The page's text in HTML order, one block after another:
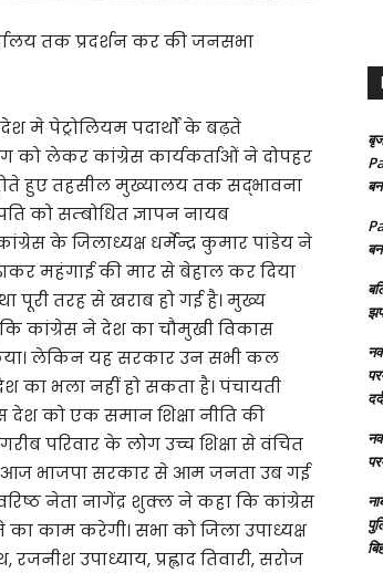
तक प्रदर्शन कर की जनसभा
मे पेट्रोलियम पदार्थों के बढ़ते
को लेकर कांग्रेस कार्यकर्ताओं ने दोपहर
हुए तहसील मुख्यालय तक सद्भावना
को सम्बोधित ज्ञापन नायब
के जिलाध्यक्ष धर्मेन्द्र कुमार पांडेय ने
महंगाई की मार से बेहाल कर दिया
पूरी तरह से खराब हो गई है। मुख्य
कांग्रेस ने देश का चौमुखी विकास
लेकिन यह सरकार उन सभी कल
का भला नहीं हो सकता है। पंचायती
देश को एक समान शिक्षा नीति की
परिवार के लोग उच्च शिक्षा से वंचित
कि आज भाजपा सरकार से आम जनता उब गई
नेता नागेंद्र शुक्ल ने कहा कि कांग्रेस
काम करेगी। सभा को जिला उपाध्यक्ष
उपाध्याय, प्रह्लाद तिवारी, सरोज